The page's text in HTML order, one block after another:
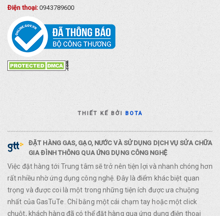
Điện thoại:0943789600
THIẾT KẾ BỞIBOTA
ĐẶT HÀNG GAS, GẠO, NƯỚC VÀ SỬ DỤNG DỊCH VỤ SỬA CHỮA
GIA ĐÌNH THÔNG QUA ỨNG DỤNG CÔNG NGHỆ
Việc đặt hàng tới Trung tâm sẽ trở nên tiện lợi và nhanh chóng hơn
rất nhiều nhờ ứng dụng công nghệ. Đây là điểm khác biệt quan
trọng và được coi là một trong những tiện ích được ưa chuộng
nhất của GasTuTe. Chỉ bằng một cái chạm tay hoặc một click
chuột, khách hàng đã có thể đặt hàng qua ứng dụng điện thoại